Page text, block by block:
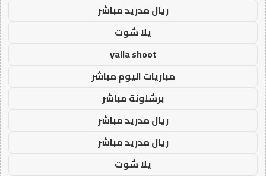
ريال مدريد مباشر
يلا شوت
yalla shoot
مباريات اليوم مباشر
برشلونة مباشر
ريال مدريد مباشر
ريال مدريد مباشر
يلا شوت